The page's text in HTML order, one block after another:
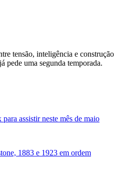
tensão, inteligência e construção
pede uma segunda temporada.
assistir neste mês de maio
1883 e 1923 em ordem